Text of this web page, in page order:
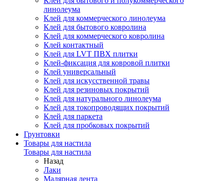
линолеума
Клей для коммерческого линолеума
Клей для бытового ковролина
Клей для коммерческого ковролина
Клей контактный
Клей для LVT ПВХ плитки
Клей-фиксация для ковровой плитки
Клей универсальный
Клей для искусственной травы
Клей для резиновых покрытий
Клей для натурального линолеума
Клей для токопроводящих покрытий
Клей для паркета
Клей для пробковых покрытий
Грунтовки
Товары для настила
Товары для настила
Назад
Лаки
Малярная лента